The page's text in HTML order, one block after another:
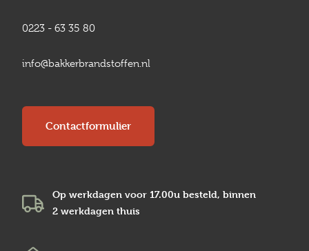
0223 - 63 35 80
info@bakkerbrandstoffen.nl
Contactformulier
Op werkdagen voor 17.00u besteld, binnen
2 werkdagen thuis